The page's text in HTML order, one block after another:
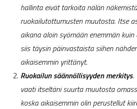
hallinta eivät tarkoita nälän
ruokailutottumusten muutosta. Itse
aikana aloin syömään enemmän
siis täysin päinvastaista siihen
aikaisemmin yrittänyt.
Ruokailun säännöllisyyden merkitys.
vaatiitseltäni suurta muutosta
koska aikaisemmin olin perustellut